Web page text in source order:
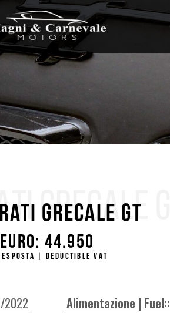
GRECALE GT
Grecale GT
Euro: 44.950
| Deductible VAT
2022 Alimentazione | Fuel::